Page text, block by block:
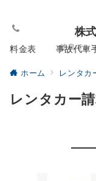
株
徳島でレ
料金表 事故代車
ホーム レンタ
レンタカー